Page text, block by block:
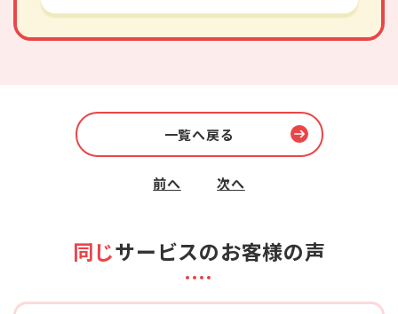
前へ
一覧へ戻る
次へ
同じサービスのお客様の声